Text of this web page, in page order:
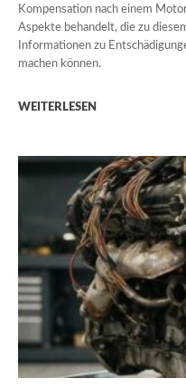
Kompensation nach einem
Aspekte behandelt, die zu
Informationen zu
machen können.
WEITERLESEN